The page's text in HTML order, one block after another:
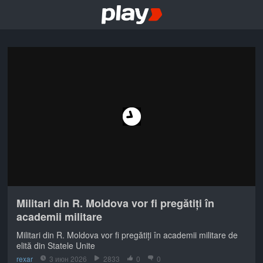
Militari din R. Moldova vor fi pregătiți în
academii militare
Militari din R. Moldova vor fi pregătiți în academii militare de
elită din Statele Unite
rexar 3 июн 2026 2833 0 0